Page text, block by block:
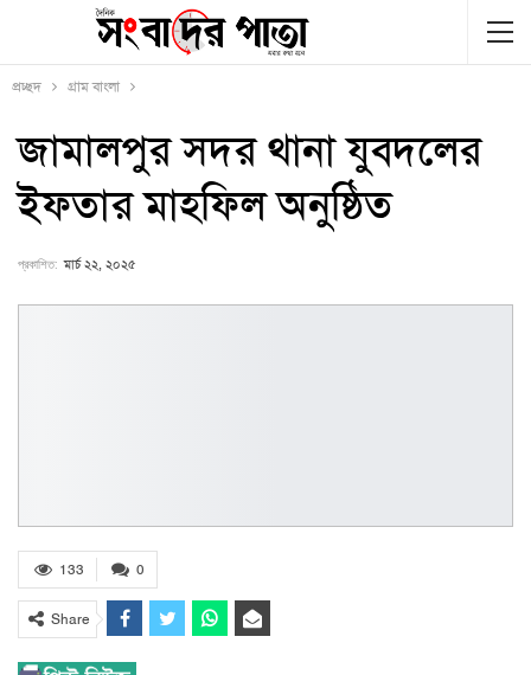
প্রচ্ছদ গ্রাম বাংলা
জামালপুর সদর থানা যুবদলের
ইফতার মাহফিল অনুষ্ঠিত
প্রকাশিত: মার্চ ২২, ২০২৫
0
133
Share